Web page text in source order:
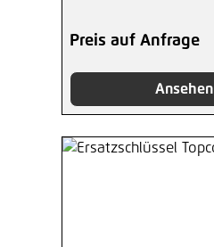
Preis auf Anfrage
Ansehen